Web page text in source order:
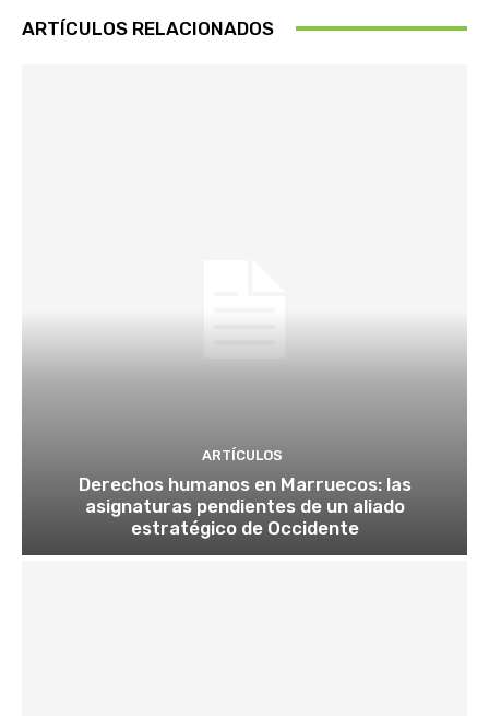
ARTÍCULOS RELACIONADOS
ARTÍCULOS
Derechos humanos en Marruecos: las
asignaturas pendientes de un aliado
estratégico de Occidente